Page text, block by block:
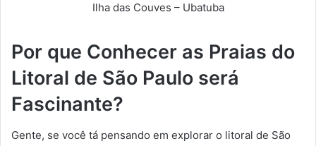
Ilha das Couves – Ubatuba
Por que Conhecer as Praias do
Litoral de São Paulo será
Fascinante?
Gente, se você tá pensando em explorar o litoral de São